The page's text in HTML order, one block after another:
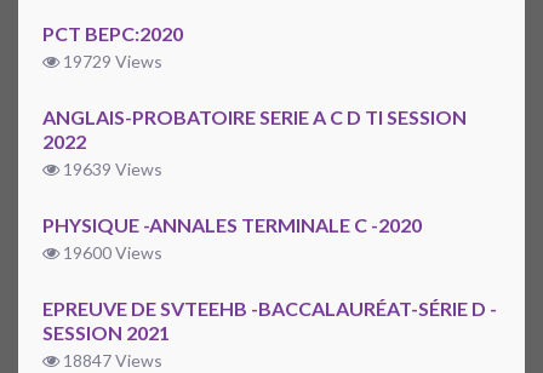
PCT BEPC:2020
19729 Views
ANGLAIS-PROBATOIRE SERIE A C D TI SESSION
2022
19639 Views
PHYSIQUE -ANNALES TERMINALE C -2020
19600 Views
EPREUVE DE SVTEEHB -BACCALAURÉAT-SÉRIE D -
SESSION 2021
18847 Views